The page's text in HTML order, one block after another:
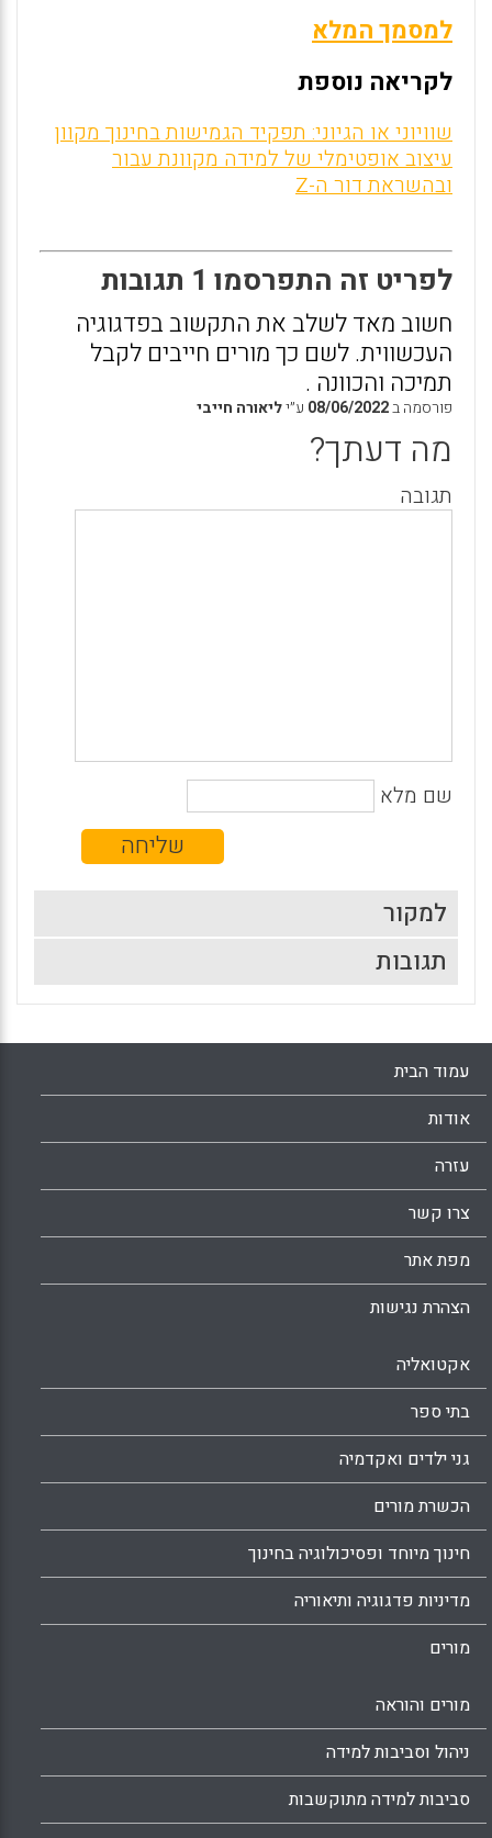
למסמך המלא
לקריאה נוספת
שוויוני או הגיוני: תפקיד הגמישות בחינוך מקוון
עיצוב אופטימלי של למידה מקוונת עבור
ובהשראת דור ה-Z
לפריט זה התפרסמו 1 תגובות
חשוב מאד לשלב את התקשוב בפדגוגיה
העכשווית. לשם כך מורים חייבים לקבל
תמיכה והכוונה .
פורסמה ב08/06/2022 ע״יליאורה חייבי
מה דעתך?
תגובה
שם מלא
למקור
תגובות
עמוד הבית
אודות
עזרה
צרו קשר
מפת אתר
הצהרת נגישות
אקטואליה
בתי ספר
גני ילדים ואקדמיה
הכשרת מורים
חינוך מיוחד ופסיכולוגיה בחינוך
מדיניות פדגוגיה ותיאוריה
מורים
מורים והוראה
ניהול וסביבות למידה
סביבות למידה מתוקשבות